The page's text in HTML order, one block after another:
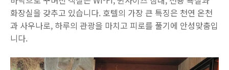
화장실을 갖추고 있습니다. 호텔의 가장 큰 특징은 천연 온천
과 사우나로, 하루의 관광을 마치고 피로를 풀기에 안성맞춤입
니다.